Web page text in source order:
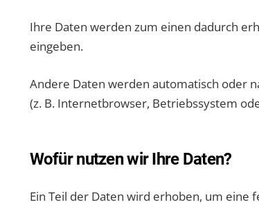
Ihre Daten werden zum einen dadurch
eingeben.
Andere Daten werden automatisch oder
(z. B. Internetbrowser, Betriebssystem
Wofür nutzen wir Ihre Daten?
Ein Teil der Daten wird erhoben, um